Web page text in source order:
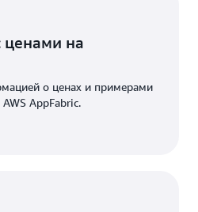
ценами на
о ценах и примерами
AWS AppFabric.